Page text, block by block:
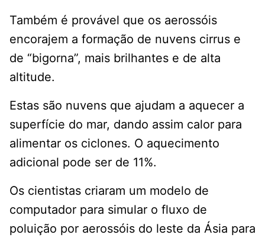
Também é provável que os aerossóis
encorajem a formação de nuvens cirrus e
de “bigorna”, mais brilhantes e de alta
altitude.
Estas são nuvens que ajudam a aquecer a
superfície do mar, dando assim calor para
alimentar os ciclones. O aquecimento
adicional pode ser de 11%.
Os cientistas criaram um modelo de
computador para simular o fluxo de
poluição por aerossóis do leste da Ásia para